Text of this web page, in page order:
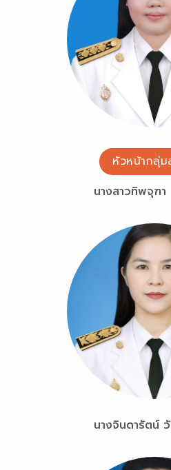
หัวหน้ากลุ่ม
นางสาวทิพจุฑ
นางจินดารัตน์